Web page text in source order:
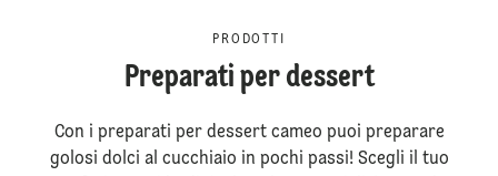
PRODOTTI
Preparati per dessert
Con i preparati per dessert cameo puoi preparare
golosi dolci al cucchiaio in pochi passi! Scegli il tuo